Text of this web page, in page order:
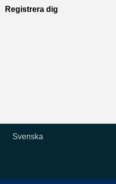
Registrera dig
Svenska